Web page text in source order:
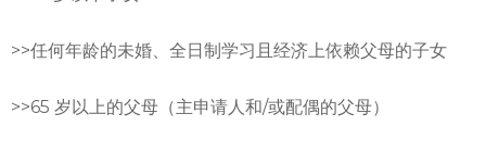
>>任何年龄的未婚、全日制学习且经济上依赖父母的子女
>>65 岁以上的父母（主申请人和/或配偶的父母）